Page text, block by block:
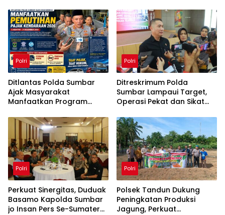
Polri
Ditlantas Polda Sumbar
Ajak Masyarakat
Manfaatkan Program
Kendaraan 2026
Polri
Ditreskrimum Polda
Sumbar Lampaui Target,
Operasi Pekat dan Sikat
Hasil Maksimal
Polri
Perkuat Sinergitas, Duduak
Basamo Kapolda Sumbar
jo Insan Pers Se-Sumatera
Polri
Polsek Tandun Dukung
Peningkatan Produksi
Jagung, Perkuat